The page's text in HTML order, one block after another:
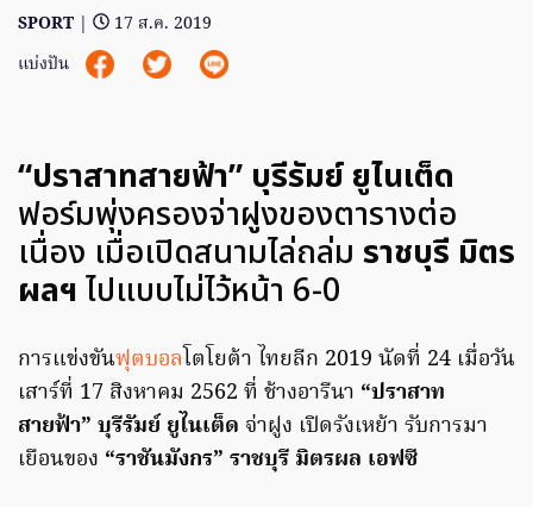
SPORT |
17 ส.ค. 2019
แบ่งปัน
“ปราสาทสายฟ้า” บุรีรัมย์ ยูไนเต็ด
ฟอร์มพุ่งครองจ่าฝูงของตารางต่อ
เนื่อง เมื่อเปิดสนามไล่ถล่ม ราชบุรี มิตร
ผลฯ ไปแบบไม่ไว้หน้า 6-0
การแข่งขันฟุตบอลโตโยต้า ไทยลีก 2019 นัดที่ 24 เมื่อวัน
เสาร์ที่ 17 สิงหาคม 2562 ที่ ช้างอารีนา “ปราสาท
สายฟ้า” บุรีรัมย์ ยูไนเต็ด จ่าฝูง เปิดรังเหย้า รับการมา
เยือนของ “ราชันมังกร” ราชบุรี มิตรผล เอฟซี